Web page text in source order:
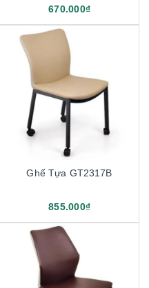
670.000₫
Ghế Tựa GT2317B
855.000₫